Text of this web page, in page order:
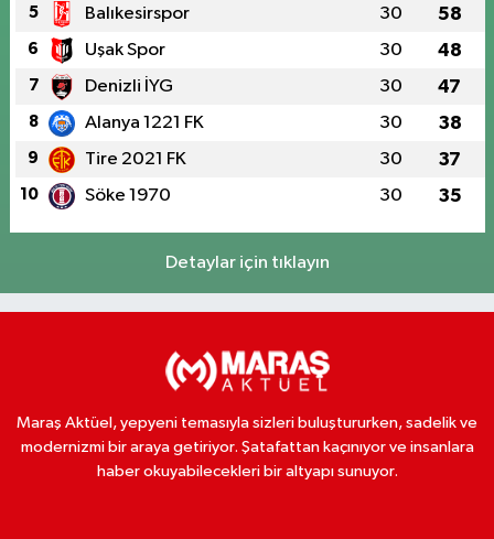
5 Balıkesirspor 30 58
6 Uşak Spor 30 48
7 Denizli İYG 30 47
8 Alanya 1221 FK 30 38
9 Tire 2021 FK 30 37
10 Söke 1970 30 35
Detaylar için tıklayın
Maraş Aktüel, yepyeni temasıyla sizleri buluştururken, sadelik ve
modernizmi bir araya getiriyor. Şatafattan kaçınıyor ve insanlara
haber okuyabilecekleri bir altyapı sunuyor.